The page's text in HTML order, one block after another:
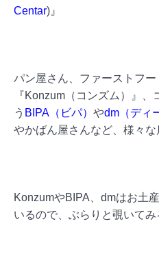
Centar)』
パン屋さん、ファーストフ
『Konzum（コンズム）』
う BIPA（ビパ） やdm（ディ
やかばん屋さんなど、様々な
KonzumやBIPA、dmはお土
いるので、ぶらりと覗いて